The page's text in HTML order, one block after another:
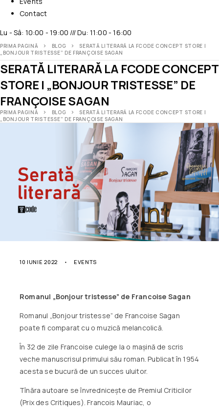
Contact
Lu - Sâ: 10:00 - 19:00 /// Du: 11:00 - 16:00
PRIMA PAGINĂ BLOG
SERATĂ LITERARĂ LA FCODE CONCEPT STORE |
„BONJOUR TRISTESSE” DE FRANÇOISE SAGAN
SERATĂ LITERARĂ LA FCODE CONCEPT
STORE | „BONJOUR TRISTESSE” DE
FRANÇOISE SAGAN
PRIMA PAGINĂ BLOG
SERATĂ LITERARĂ LA FCODE CONCEPT STORE |
„BONJOUR TRISTESSE” DE FRANÇOISE SAGAN
10 IUNIE 2022 EVENTS
Romanul „Bonjour tristesse” de Francoise Sagan
Romanul „Bonjour tristesse” de Francoise Sagan
poate fi comparat cu o muzică melancolică.
În 32 de zile Francoise culege la o mașină de scris
veche manuscrisul primului său roman. Publicat în 1954
acesta se bucură de un succes uluitor.
Tînăra autoare se învrednicește de Premiul Criticilor
(Prix des Critiques). Francois Mauriac, o